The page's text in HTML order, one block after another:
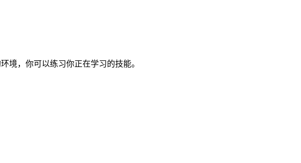
境，你可以练习你正在学习的技能。